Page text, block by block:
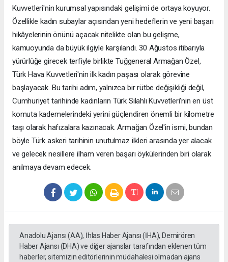
Kuvvetleri'nin kurumsal yapısındaki gelişimi de ortaya koyuyor.
Özellikle kadın subaylar açısından yeni hedeflerin ve yeni başarı
hikâyelerinin önünü açacak nitelikte olan bu gelişme,
kamuoyunda da büyük ilgiyle karşılandı. 30 Ağustos itibarıyla
yürürlüğe girecek terfiyle birlikte Tuğgeneral Armağan Özel,
Türk Hava Kuvvetleri'nin ilk kadın paşası olarak görevine
başlayacak. Bu tarihi adım, yalnızca bir rütbe değişikliği değil,
Cumhuriyet tarihinde kadınların Türk Silahlı Kuvvetleri'nin en üst
komuta kademelerindeki yerini güçlendiren önemli bir kilometre
taşı olarak hafızalara kazınacak. Armağan Özel'in ismi, bundan
böyle Türk askeri tarihinin unutulmaz ilkleri arasında yer alacak
ve gelecek nesillere ilham veren başarı öykülerinden biri olarak
anılmaya devam edecek.
Anadolu Ajansı (AA), İhlas Haber Ajansı (İHA), Demirören
Haber Ajansı (DHA) ve diğer ajanslar tarafından eklenen tüm
haberler, sitemizin editörlerinin müdahalesi olmadan ajans